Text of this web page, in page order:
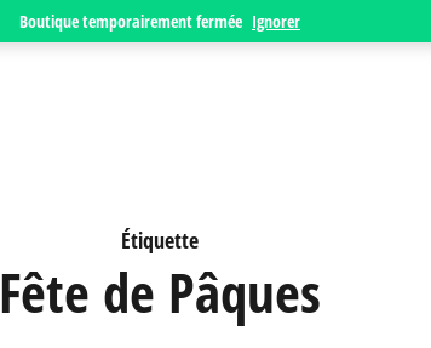
Boutique temporairement fermée Ignorer
Étiquette
Fête de Pâques